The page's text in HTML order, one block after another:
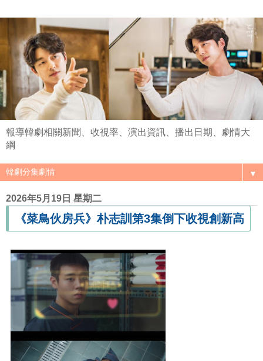
報導韓劇相關新聞、收視率、演出資訊、播出日期、劇情大
綱
▼
2026年5月19日 星期二
《菜鳥伙房兵》朴志訓第3集倒下收視創新高